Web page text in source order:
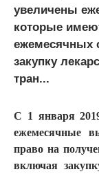
увеличены
которые
ежемесячных
закупку
тран...
С 1 января
ежемесячные
право на
включая